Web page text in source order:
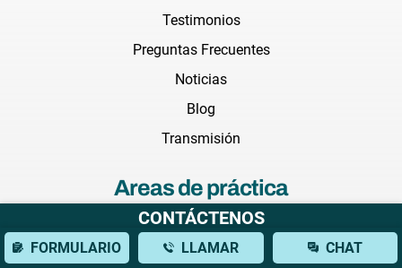
Testimonios
Preguntas Frecuentes
Noticias
Blog
Transmisión
Areas de práctica
Abogado de accidentes de auto
Abogado de accidentes de camiones
CONTÁCTENOS
FORMULARIO LLAMAR CHAT